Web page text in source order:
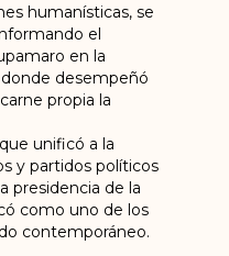
humanísticas, se
el
en la
desempeñó
propia la
unificó a la
y partidos políticos
presidencia de la
como uno de los
contemporáneo.